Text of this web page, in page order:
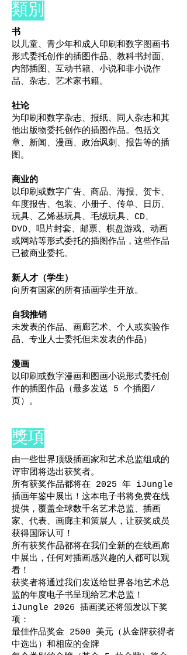
類別
书
以儿童、青少年和成人印刷和数字图画书
形式委托创作的插图作品、教科书封面、
内部插图、互动书籍、小说和非小说作
品、杂志、艺术家书籍。
社论
为印刷和数字杂志、报纸、同人杂志和其
他出版物委托创作的插图作品。包括文
章、新闻、漫画、政治讽刺、报告等的插
图。
商业的
以印刷或数字广告、商品、海报、贺卡、
年度报告、包装、小册子、传单、日历、
玩具、乙烯基玩具、毛绒玩具、CD、
DVD、唱片封套、邮票、棋盘游戏、动画
或网站等形式委托的插图作品，这些作品
已被商业委托。
新人才（学生）
向所有国家的所有插画学生开放。
自我推销
未发表的作品、画廊艺术、个人或实验作
品、专业人士委托但未发表的作品）
漫画
以印刷或数字漫画和图画小说形式委托创
作的插图作品（最多发送 5 个插图/
页）。
獎項
由一些世界顶级插画家和艺术总监组成的
评审团将选出获奖者。
所有获奖作品都将在 2025 年 iJungle
插画年鉴中展出！这本电子书将免费在线
提供，覆盖全球数千名艺术总监、插画
家、代表、画廊主和策展人，让获奖成员
获得国际认可！
所有获奖作品都将在我们全新的在线画廊
中展出，任何对插画感兴趣的人都可以观
看！
获奖者将通过我们发送给世界各地艺术总
监的年度电子书呈现给艺术总监！
iJungle 2026 插画奖还将颁发以下奖
项：
最佳作品奖金 2500 美元（从金牌获得者
中选出）和相应的金牌